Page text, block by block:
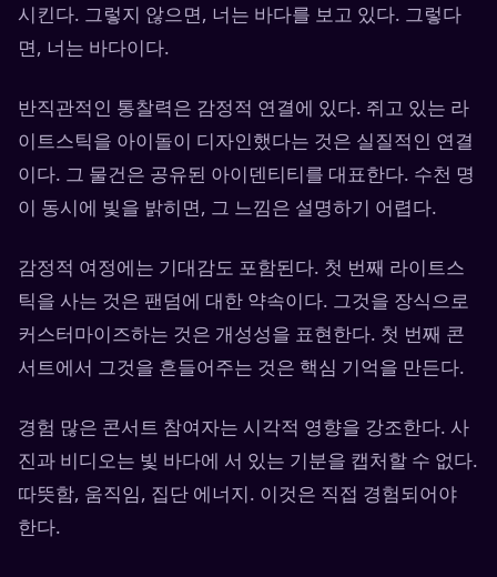
시킨다. 그렇지 않으면, 너는 바다를 보고 있다. 그렇다
면, 너는 바다이다.
반직관적인 통찰력은 감정적 연결에 있다. 쥐고 있는 라
이트스틱을 아이돌이 디자인했다는 것은 실질적인 연결
이다. 그 물건은 공유된 아이덴티티를 대표한다. 수천 명
이 동시에 빛을 밝히면, 그 느낌은 설명하기 어렵다.
감정적 여정에는 기대감도 포함된다. 첫 번째 라이트스
틱을 사는 것은 팬덤에 대한 약속이다. 그것을 장식으로
커스터마이즈하는 것은 개성성을 표현한다. 첫 번째 콘
서트에서 그것을 흔들어주는 것은 핵심 기억을 만든다.
경험 많은 콘서트 참여자는 시각적 영향을 강조한다. 사
진과 비디오는 빛 바다에 서 있는 기분을 캡처할 수 없다.
따뜻함, 움직임, 집단 에너지. 이것은 직접 경험되어야
한다.